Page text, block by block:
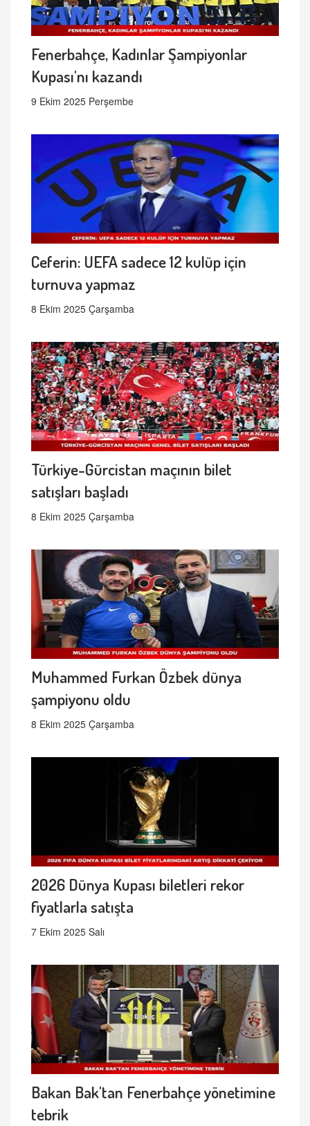
Fenerbahçe, Kadınlar Şampiyonlar
Kupası'nı kazandı
9 Ekim 2025 Perşembe
Ceferin: UEFA sadece 12 kulüp için
turnuva yapmaz
8 Ekim 2025 Çarşamba
Türkiye-Gürcistan maçının bilet
satışları başladı
8 Ekim 2025 Çarşamba
Muhammed Furkan Özbek dünya
şampiyonu oldu
8 Ekim 2025 Çarşamba
2026 Dünya Kupası biletleri rekor
fiyatlarla satışta
7 Ekim 2025 Salı
Bakan Bak'tan Fenerbahçe yönetimine
tebrik